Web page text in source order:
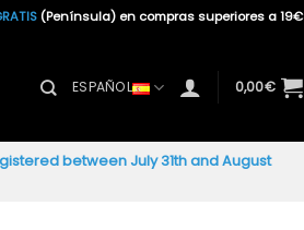
(Península) en compras superiores a 19€
ESPAÑOL 0,00€
between July 31th and August